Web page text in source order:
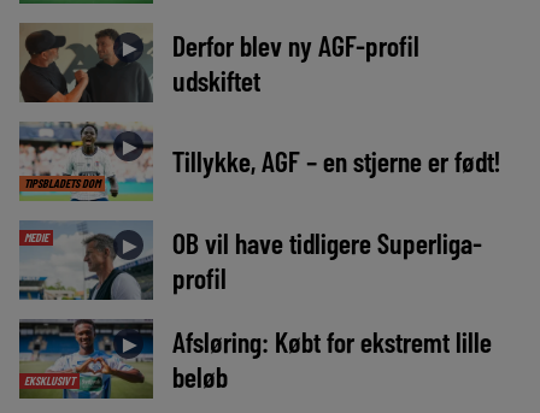
►
Derfor blev ny AGF-profil
udskiftet
TIPSBLADETS DOM
► Tillykke, AGF – en stjerne er født!
MEDIE ►
OB vil have tidligere Superliga-
profil
EKSKLUSIVT
►
Afsløring: Købt for ekstremt lille
beløb